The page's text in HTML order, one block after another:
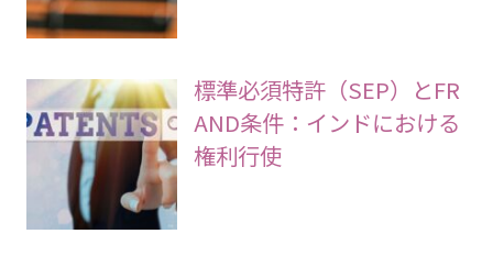
標準必須特許（SEP）とFR
AND条件：インドにおける
権利行使